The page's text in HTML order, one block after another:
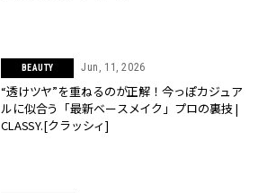
BEAUTY Jun, 11, 2026
“透けツヤ”を重ねるのが正解！今っぽカジュア
ルに似合う「最新ベースメイク」プロの裏技 |
CLASSY.[クラッシィ]